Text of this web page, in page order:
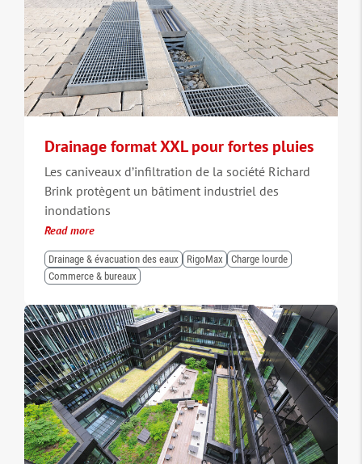
Drainage format XXL pour fortes pluies
Les caniveaux d’infiltration de la société Richard
Brink protègent un bâtiment industriel des
inondations
Read more
Drainage & évacuation des eaux RigoMax
Charge lourde
Commerce & bureaux